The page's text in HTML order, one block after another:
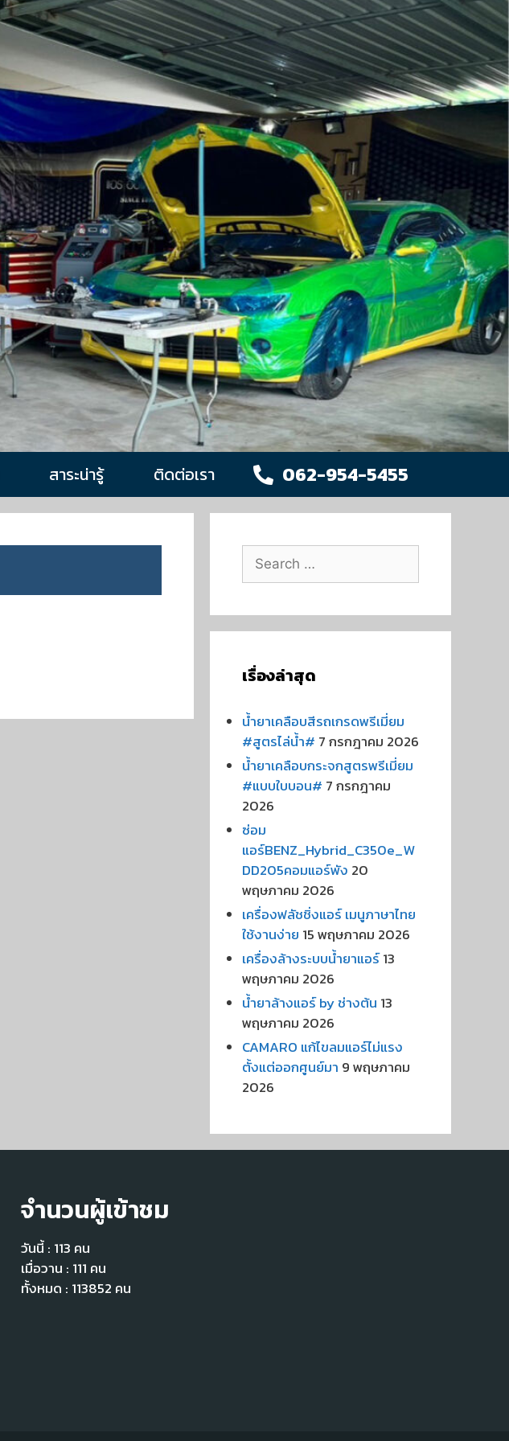
สาระน่ารู้ ติดต่อเรา 062-954-5455
เรื่องล่าสุด
น้ำยาเคลือบสีรถเกรดพรีเมี่ยม
#สูตรไล่น้ำ# 7 กรกฎาคม 2026
น้ำยาเคลือบกระจกสูตรพรีเมี่ยม
#แบบใบบอน# 7 กรกฎาคม
2026
ซ่อม
แอร์BENZ_Hybrid_C350e_W
DD205คอมแอร์พัง 20
พฤษภาคม 2026
เครื่องฟลัชชิ่งแอร์ เมนูภาษาไทย
ใช้งานง่าย 15 พฤษภาคม 2026
เครื่องล้างระบบน้ำยาแอร์13
พฤษภาคม 2026
น้ำยาล้างแอร์ by ช่างต้น 13
พฤษภาคม 2026
CAMARO แก้ไขลมแอร์ไม่แรง
ตั้งแต่ออกศูนย์มา 9 พฤษภาคม
2026
จำนวนผู้เข้าชม
วันนี้ : 113 คน
เมื่อวาน : 111 คน
ทั้งหมด : 113852 คน